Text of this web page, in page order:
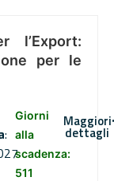
l’Export:
per le
:
Giorni
alla
scadenza:
511
Maggiori
dettagli